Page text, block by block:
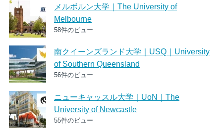
メルボルン大学｜The University of
Melbourne
58件のビュー
南クイーンズランド大学｜USQ｜University
of Southern Queensland
56件のビュー
ニューキャッスル大学｜UoN｜The
University of Newcastle
55件のビュー